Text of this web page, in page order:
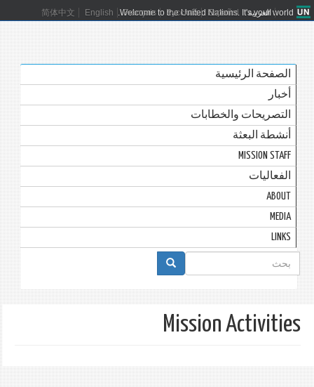
Welcome to the United Nations. It's your world.
العربية 简体中文 English Français Русский Español
الصفحة الرئيسية
أخبار
التصريحات والخطابات
أنشطة البعثة
MISSION STAFF
الفعاليات
ABOUT
MEDIA
LINKS
استمارة
البحث
بحث
Mission Activities